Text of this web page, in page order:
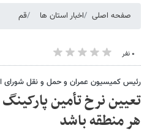
صفحه اصلی اخبار استان ها قم
۰ نفر
رئیس کمیسیون عمران و حمل و نقل شورای
تعیین نرخ تأمین
هر منطقه باشد